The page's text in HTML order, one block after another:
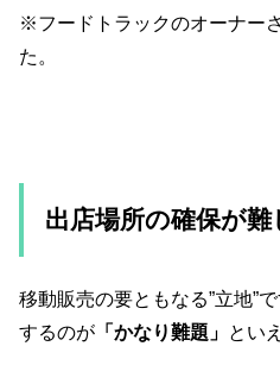
※フードトラックのオーナー
た。
出店場所の確保が難
移動販売の要ともなる”立地”
するのが 「かなり難題」 とい